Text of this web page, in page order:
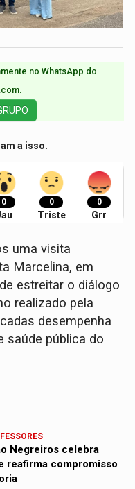
no WhatsApp do
a isso.
0 0
Triste
0
Grr
uma visita
Marcelina, em
estreitar o diálogo
realizado pela
desempenha
saúde pública do
Negreiros celebra
reafirma compromisso